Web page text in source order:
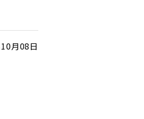
月08日